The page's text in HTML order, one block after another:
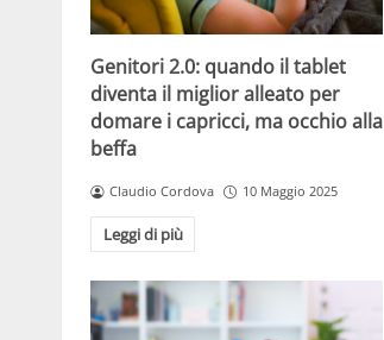
Genitori 2.0: quando il tablet
diventa il miglior alleato per
domare i capricci, ma occhio alla
beffa
Claudio Cordova 10 Maggio 2025
Leggi di più